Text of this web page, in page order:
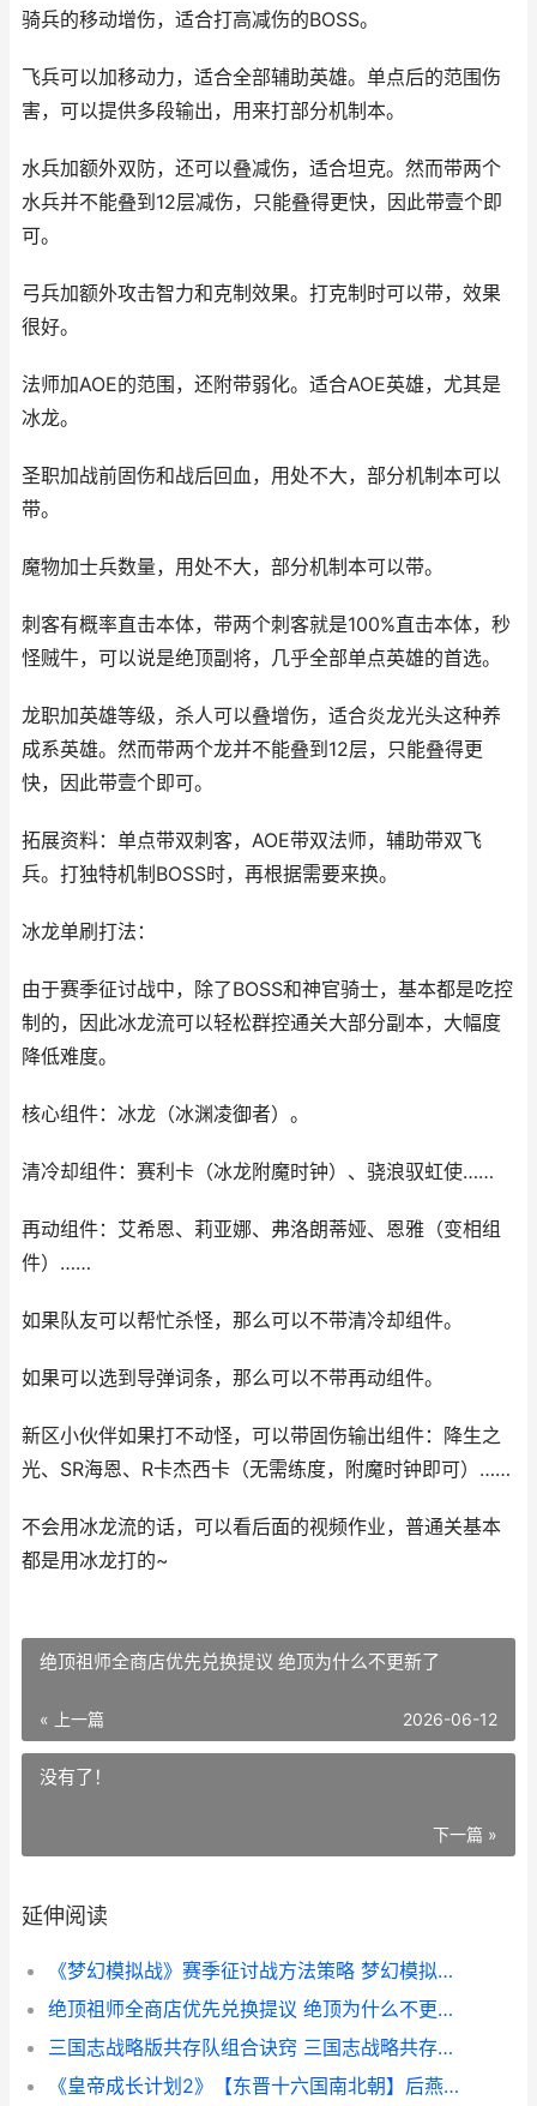
骑兵的移动增伤，适合打高减伤的BOSS。
飞兵可以加移动力，适合全部辅助英雄。单点后的范围伤
害，可以提供多段输出，用来打部分机制本。
水兵加额外双防，还可以叠减伤，适合坦克。然而带两个
水兵并不能叠到12层减伤，只能叠得更快，因此带壹个即
可。
弓兵加额外攻击智力和克制效果。打克制时可以带，效果
很好。
法师加AOE的范围，还附带弱化。适合AOE英雄，尤其是
冰龙。
圣职加战前固伤和战后回血，用处不大，部分机制本可以
带。
魔物加士兵数量，用处不大，部分机制本可以带。
刺客有概率直击本体，带两个刺客就是100%直击本体，秒
怪贼牛，可以说是绝顶副将，几乎全部单点英雄的首选。
龙职加英雄等级，杀人可以叠增伤，适合炎龙光头这种养
成系英雄。然而带两个龙并不能叠到12层，只能叠得更
快，因此带壹个即可。
拓展资料：单点带双刺客，AOE带双法师，辅助带双飞
兵。打独特机制BOSS时，再根据需要来换。
冰龙单刷打法：
由于赛季征讨战中，除了BOSS和神官骑士，基本都是吃控
制的，因此冰龙流可以轻松群控通关大部分副本，大幅度
降低难度。
核心组件：冰龙（冰渊凌御者）。
清冷却组件：赛利卡（冰龙附魔时钟）、骁浪驭虹使……
再动组件：艾希恩、莉亚娜、弗洛朗蒂娅、恩雅（变相组
件）……
如果队友可以帮忙杀怪，那么可以不带清冷却组件。
如果可以选到导弹词条，那么可以不带再动组件。
新区小伙伴如果打不动怪，可以带固伤输出组件：降生之
光、SR海恩、R卡杰西卡（无需练度，附魔时钟即可）……
不会用冰龙流的话，可以看后面的视频作业，普通关基本
都是用冰龙打的~
绝顶祖师全商店优先兑换提议 绝顶为什么不更新了
« 上一篇 2026-06-12
没有了！
下一篇 »
延伸阅读
《梦幻模拟战》赛季征讨战方法策略 梦幻模拟战王之威势
绝顶祖师全商店优先兑换提议 绝顶为什么不更新了
三国志战略版共存队组合诀窍 三国志战略共存阵容搭配
《皇帝成长计划2》【东晋十六国南北朝】后燕世祖